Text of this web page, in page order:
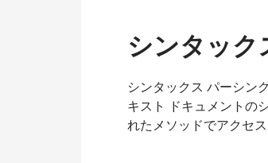
シンタック
シンタックス パーシン
キスト ドキュメントの
れたメソッドでアクセ